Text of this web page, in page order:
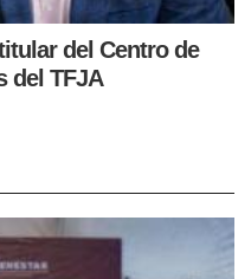
del Centro de
del TFJA